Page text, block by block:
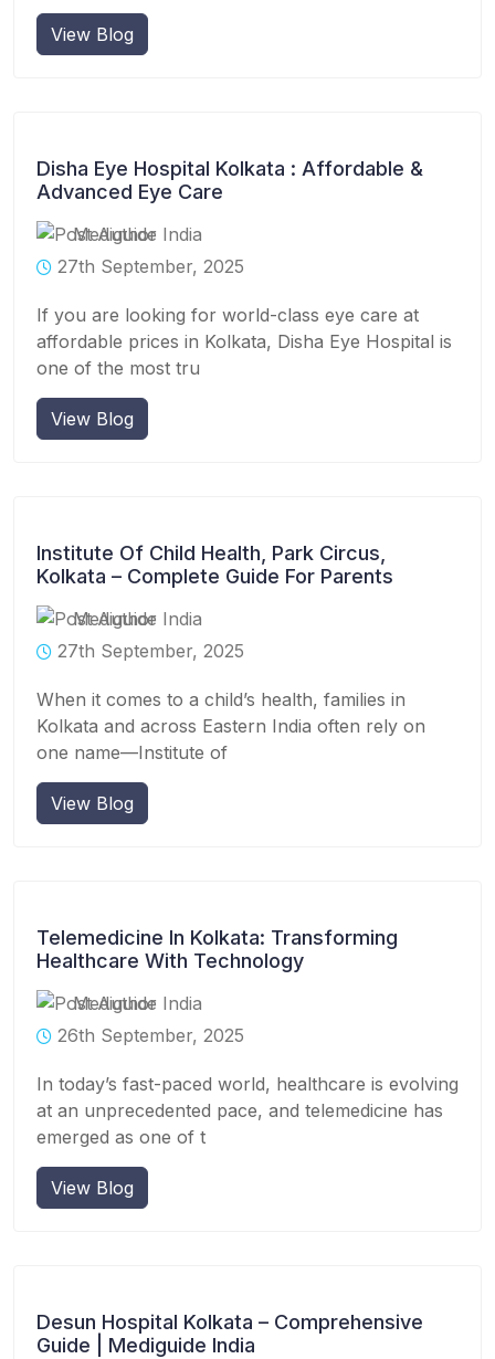
View Blog
Disha Eye Hospital Kolkata : Affordable &
Advanced Eye Care
Mediguide India
27th September, 2025
If you are looking for world-class eye care at
affordable prices in Kolkata, Disha Eye Hospital is
one of the most tru
View Blog
Institute Of Child Health, Park Circus,
Kolkata – Complete Guide For Parents
Mediguide India
27th September, 2025
When it comes to a child’s health, families in
Kolkata and across Eastern India often rely on
one name—Institute of
View Blog
Telemedicine In Kolkata: Transforming
Healthcare With Technology
Mediguide India
26th September, 2025
In today’s fast-paced world, healthcare is evolving
at an unprecedented pace, and telemedicine has
emerged as one of t
View Blog
Desun Hospital Kolkata – Comprehensive
Guide | Mediguide India